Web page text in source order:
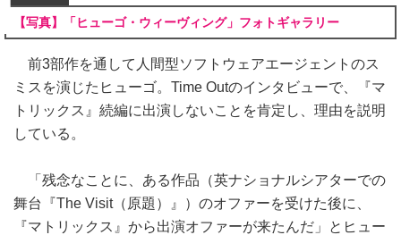
【写真】「ヒューゴ・ウィーヴィング」フォトギャラリー
前3部作を通して人間型ソフトウェアエージェントのス
ミスを演じたヒューゴ。Time Outのインタビューで、『マ
トリックス』続編に出演しないことを肯定し、理由を説明
している。
「残念なことに、ある作品（英ナショナルシアターでの
舞台『The Visit（原題）』）のオファーを受けた後に、
『マトリックス』から出演オファーが来たんだ」とヒュー